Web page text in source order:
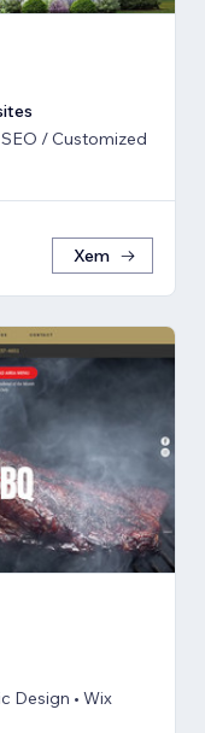
/ Customized
Xem
Design • Wix